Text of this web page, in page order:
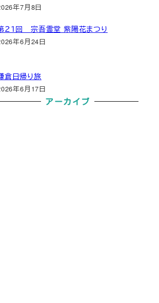
年7月8日
２１回 宗吾霊堂 紫陽花まつり
年6月24日
倉日帰り旅
年6月17日
アーカイブ